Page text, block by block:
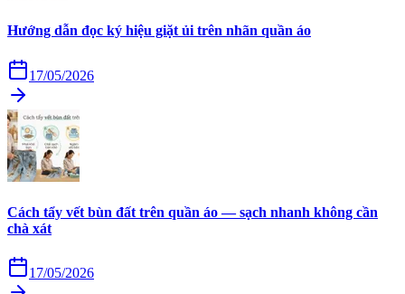
Hướng dẫn đọc ký hiệu giặt ủi trên nhãn quần áo
17/05/2026
Cách tẩy vết bùn đất trên quần áo — sạch nhanh không cần
chà xát
17/05/2026